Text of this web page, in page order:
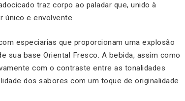
traz corpo ao paladar que, unido à
único e envolvente.
especiarias que proporcionam uma explosão
sua base Oriental Fresco. A bebida, assim como
com o contraste entre as tonalidades
dos sabores com um toque de originalidade